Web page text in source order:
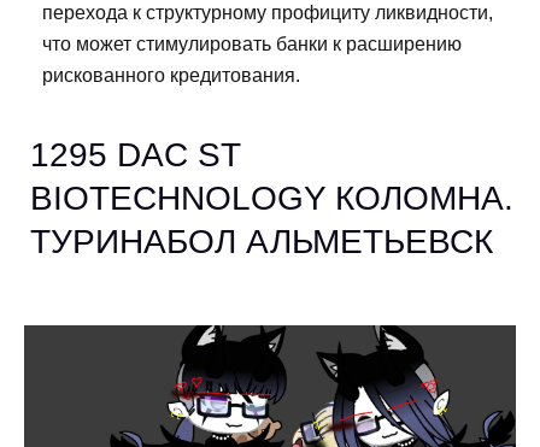
перехода к структурному профициту ликвидности,
что может стимулировать банки к расширению
рискованного кредитования.
1295 DAC ST
BIOTECHNOLOGY КОЛОМНА.
ТУРИНАБОЛ АЛЬМЕТЬЕВСК